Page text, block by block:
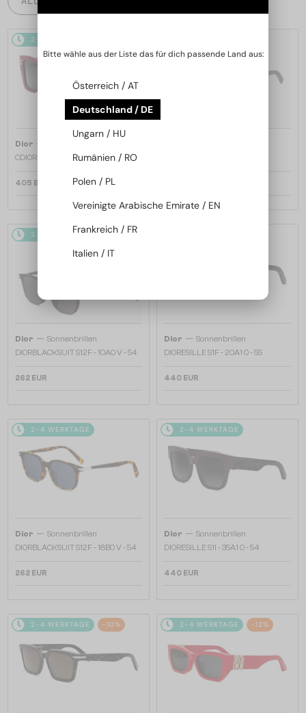
2-4 WERKTAGE
Dior —
CDIOR S1F - 35A0 D - 56
405 EUR
2-4 WERKTAGE
Dior — Sonnenbrillen
DIORBLACKSUIT S12F - 10A0 V - 54
262 EUR
Dior — Sonnenbrillen
DIORESILLE S1F - 20A1 O - 55
440 EUR
2-4 WERKTAGE
Dior — Sonnenbrillen
DIORBLACKSUIT S12F - 18B0 V - 54
262 EUR
2-4 WERKTAGE
Dior — Sonnenbrillen
DIORESILLE S1I - 35A1 O - 54
440 EUR
2-4 WERKTAGE -10% 2-4 WERKTAGE -12%
Bitte wähle aus der Liste das für dich passende Land aus:
Österreich / AT
Deutschland / DE
Ungarn / HU
Rumänien / RO
Polen / PL
Vereinigte Arabische Emirate / EN
Frankreich / FR
Italien / IT